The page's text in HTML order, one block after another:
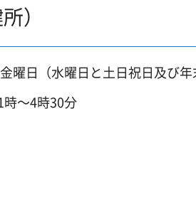
）
曜日（水曜日と土日祝日及び年
～4時30分